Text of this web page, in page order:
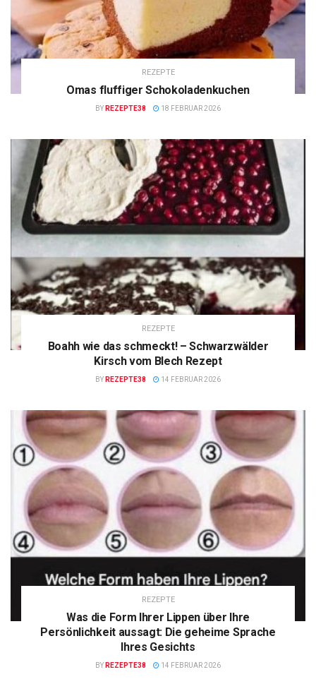
REZEPTE
Omas fluffiger Schokoladenkuchen
BY REZEPTE38 18 FEBRUAR 2026
REZEPTE
Boahh wie das schmeckt! – Schwarzwälder
Kirsch vom Blech Rezept
BY REZEPTE38 14 FEBRUAR 2026
REZEPTE
Was die Form Ihrer Lippen über Ihre
Persönlichkeit aussagt: Die geheime Sprache
Ihres Gesichts
BY REZEPTE38 14 FEBRUAR 2026